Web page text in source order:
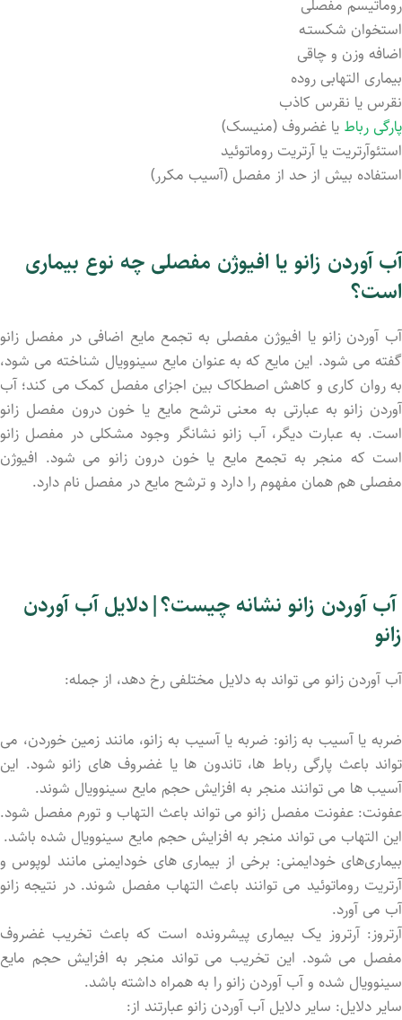
روماتیسم مفصلی
استخوان شکستـه
اضافه وزن و چاقی
بیماری التهابی روده
نقرس یا نقرس کاذب
پارگی رباط یا غضروف (منیسک)
استئوآرتریت یا آرتریت روماتوئید
استفاده بیش از حد از مفصل (آسیب مکرر)
آب آوردن زانو یا افیوژن مفصلی چه نوع بیماری
است؟
آب آوردن زانو یا افیوژن مفصلی به تجمع مایع اضافی در مفصل زانو
گفته می‌ شود. این مایع که به عنوان مایع سینوویال شناخته می ‌شود،
به روان ‌کاری و کاهش اصطکاک بین اجزای مفصل کمک می‌ کند؛ آب
آوردن زانو به عبارتی به معنی ترشح مایع یا خون درون مفصل زانو
است. به عبارت دیگر، آب زانو نشانگر وجود مشکلی در مفصل زانو
است که منجر به تجمع مایع یا خون درون زانو می‌ شود. افیوژن
مفصلی هم همان مفهوم را دارد و ترشح مایع در مفصل نام دارد.
آب آوردن زانو نشانه چیست؟|دلایل آب آوردن
زانو
آب آوردن زانو می ‌تواند به دلایل مختلفی رخ دهد، از جمله:
ضربه یا آسیب به زانو: ضربه یا آسیب به زانو، مانند زمین خوردن، می
‌تواند باعث پارگی رباط ‌ها، تاندون ‌ها یا غضروف ‌های زانو شود. این
آسیب ‌ها می ‌توانند منجر به افزایش حجم مایع سینوویال شوند.
عفونت: عفونت مفصل زانو می‌ تواند باعث التهاب و تورم مفصل شود.
این التهاب می ‌تواند منجر به افزایش حجم مایع سینوویال شده باشد.
بیماری‌های خودایمنی: برخی از بیماری ‌های خودایمنی مانند لوپوس و
آرتریت روماتوئید می‌ توانند باعث التهاب مفصل شوند. در نتیجه زانو
آب می آورد.
آرتروز: آرتروز یک بیماری پیشرونده است که باعث تخریب غضروف
مفصل می‌ شود. این تخریب می ‌تواند منجر به افزایش حجم مایع
سینوویال شده و آب آوردن زانو را به همراه داشته باشد.
سایر دلایل: سایر دلایل آب آوردن زانو عبارتند از: